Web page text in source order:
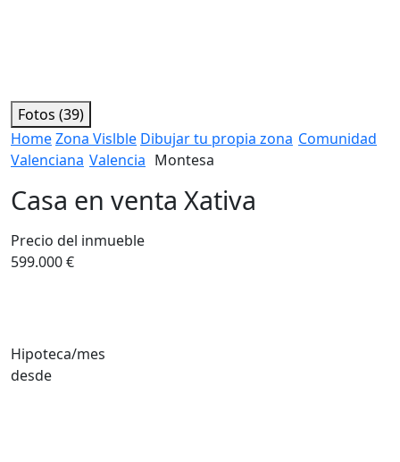
Fotos (39)
HomeZona Vislble Dibujar tu propia zona Comunidad
Valenciana Valencia Montesa
Casa en venta Xativa
Precio del inmueble
599.000 €
Hipoteca/mes
desde